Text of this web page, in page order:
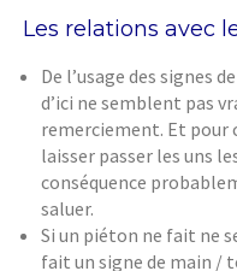
Les relations avec
De l’usage des signes
d’ici ne semblent pas
remerciement. Et pour
laisser passer les uns
conséquence
saluer.
Si un piéton ne fait ne
fait un signe de main /